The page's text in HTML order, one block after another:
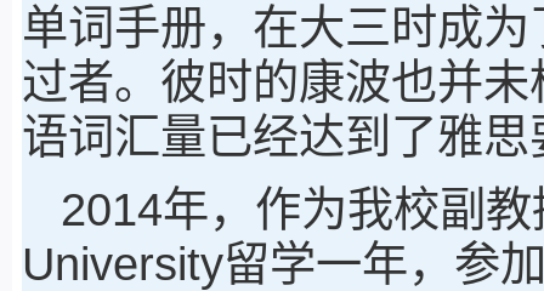
单词手册，在大三时成
过者。彼时的康波也并
语词汇量已经达到了雅思
2014年，作为我校副
University留学一年，参